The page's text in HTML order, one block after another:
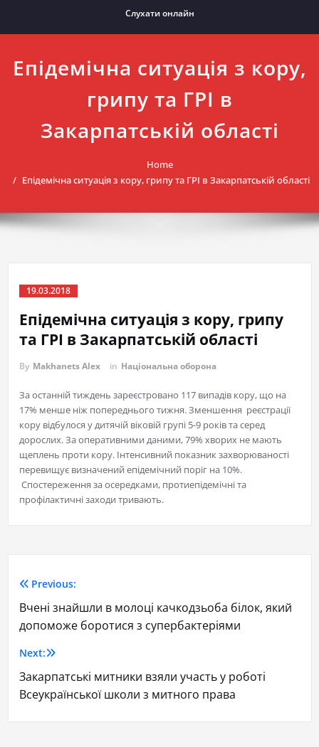
Слухати онлайн
Епідемічна ситуація з кору,
грипу та ГРІ в
Закарпатській області
Home
Епідемічна ситуація з кору, грипу та ГРІ в Закарпатській області
19.03.2018
Епідемічна ситуація з кору, грипу
та ГРІ в Закарпатській області
By Makhanets Alex in Національна оборона
За останній тиждень зареєстровано 117 випадів кору, що на
17% менше ніж попереднього тижня. Зменшення реєстрації
кору відбулося у дитячій віковій групі 5-9 років та серед
дорослих. За оперативними даними, 79% хворих не мають
щеплень проти кору. Інтенсивний показник захворюваності
перевищує визначений епідемічний поріг на 10%.
Спостереження за осередками, протиепідемічні та
профілактичні заходи тривають.
Previous:
Вчені знайшли в молоці качкодзьоба білок, який
допоможе боротися з супербактеріями
Next:
Закарпатські митники взяли участь у роботі
Всеукраїнської школи з митного права